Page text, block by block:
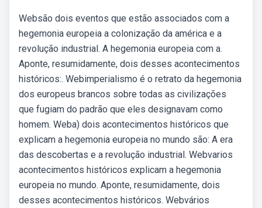
Websão dois eventos que estão associados com a
hegemonia europeia a colonização da américa e a
revolução industrial. A hegemonia europeia com a.
Aponte, resumidamente, dois desses acontecimentos
históricos:. Webimperialismo é o retrato da hegemonia
dos europeus brancos sobre todas as civilizações
que fugiam do padrão que eles designavam como
homem. Weba) dois acontecimentos históricos que
explicam a hegemonia europeia no mundo são: A era
das descobertas e a revolução industrial. Webvarios
acontecimentos históricos explicam a hegemonia
europeia no mundo. Aponte, resumidamente, dois
desses acontecimentos históricos. Webvários